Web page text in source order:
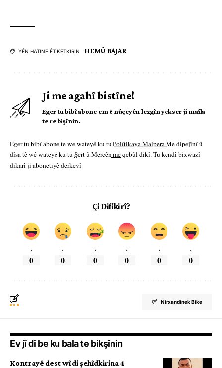
YÊN HATINE ÊTÎKETKIRIN HEMÛ BAJAR
Ji me agahî bistîne!
Eger tu bibî abone em ê nûçeyên lezgîn yekser ji maîla
te re bişînin.
Eger tu bibî abone te we wateyê ku tu Polîtikaya Malpera Medipejînî û
dîsa tê wê wateyê ku tu Şert û Mercên meqebûl dikî. Tu kendî bixwazî
dikarî ji abonetiyê derkevî
Çi Difikirî?
.
0
.
0
.
0
.
0
.
0
.
0
Nirxandinek Bike
Ev jî di be ku bala te bikşînin
Kontrayê dest wî di şehîdkirina 4